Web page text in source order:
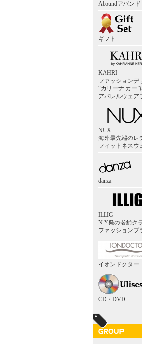
Aboundアバンド
ギフト
KAHRI
ファッションデ
“カリーナ カー”
アパレルウェア
NUX
海外最先端のレ
フィットネスウ
danza
ILLIG
N.Y発の老舗ク
ファッションブ
イオンドクター
CD・DVD